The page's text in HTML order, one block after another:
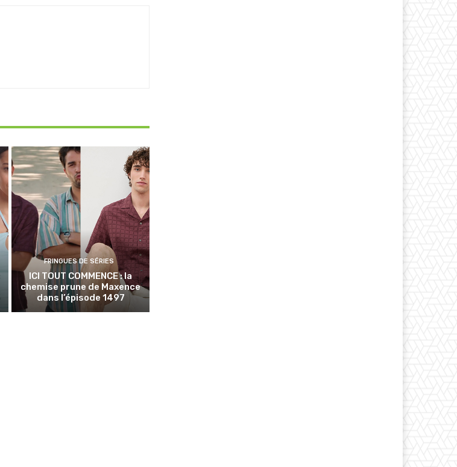
FRINGUES DE SÉRIES
ICI TOUT COMMENCE : la
chemise prune de Maxence
dans l’épisode 1497